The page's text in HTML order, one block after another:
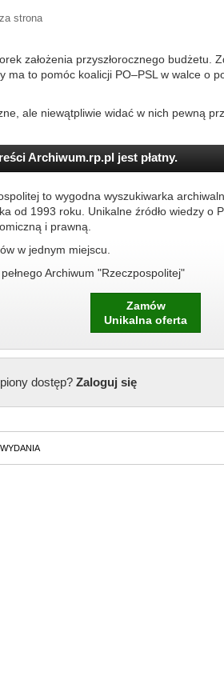
strona
założenia przyszłorocznego budżetu.
ma to pomóc koalicji PO–PSL w walce o
ale niewątpliwie widać w nich pewną
Archiwum.rp.pl jest płatny.
to wygodna wyszukiwarka
od 1993 roku. Unikalne źródło wiedzy o
i prawną.
w jednym miejscu.
Archiwum "Rzeczpospolitej"
Zamów
Unikalna oferta
dostęp?Zaloguj się